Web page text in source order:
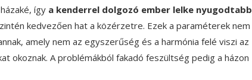
így a kenderrel dolgozó ember lelke nyugodtabb
kedvezően hat a közérzetre. Ezek a paraméterek nem
amely nem az egyszerűség és a harmónia felé viszi az
okoznak. A problémákból fakadó feszültség pedig a házon